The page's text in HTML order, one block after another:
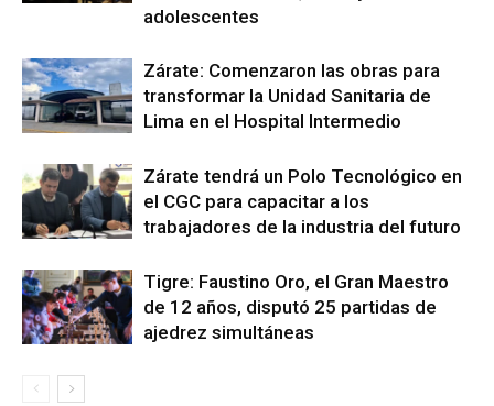
adolescentes
Zárate: Comenzaron las obras para
transformar la Unidad Sanitaria de
Lima en el Hospital Intermedio
Zárate tendrá un Polo Tecnológico en
el CGC para capacitar a los
trabajadores de la industria del futuro
Tigre: Faustino Oro, el Gran Maestro
de 12 años, disputó 25 partidas de
ajedrez simultáneas